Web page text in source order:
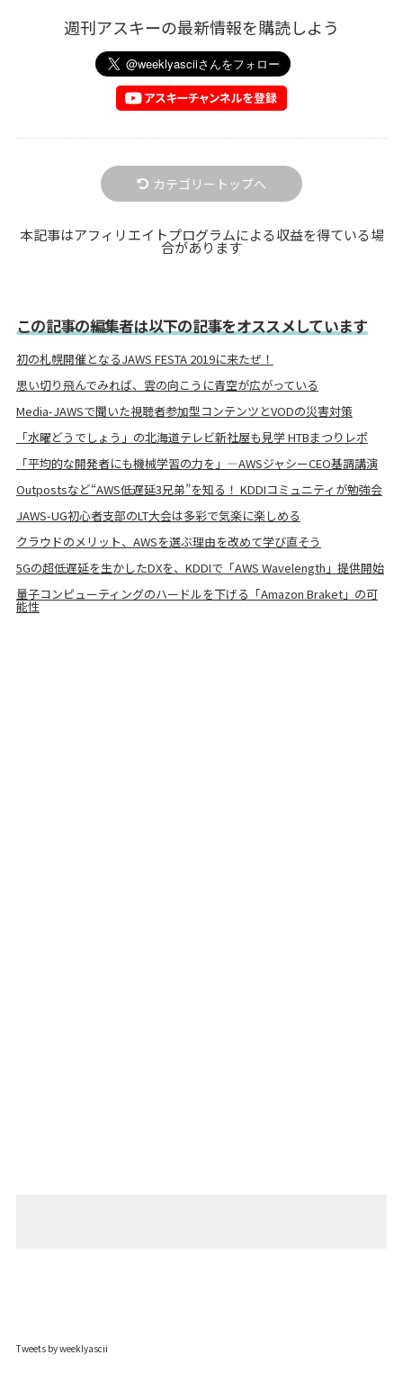
週刊アスキーの最新情報を購読しよう
カテゴリートップへ
本記事はアフィリエイトプログラムによる収益を得ている場
合があります
この記事の編集者は以下の記事をオススメしています
初の札幌開催となるJAWS FESTA 2019に来たぜ！
思い切り飛んでみれば、雲の向こうに青空が広がっている
Media-JAWSで聞いた視聴者参加型コンテンツとVODの災害対策
「水曜どうでしょう」の北海道テレビ新社屋も見学 HTBまつりレポ
「平均的な開発者にも機械学習の力を」―AWSジャシーCEO基調講演
Outpostsなど“AWS低遅延3兄弟”を知る！ KDDIコミュニティが勉強会
JAWS-UG初心者支部のLT大会は多彩で気楽に楽しめる
クラウドのメリット、AWSを選ぶ理由を改めて学び直そう
5Gの超低遅延を生かしたDXを、KDDIで「AWS Wavelength」提供開始
量子コンピューティングのハードルを下げる「Amazon Braket」の可
能性
Tweets by weeklyascii